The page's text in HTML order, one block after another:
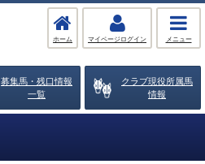
ホーム マイページログイン メニュー
募集馬・残口情報
一覧
クラブ現役所属馬
情報